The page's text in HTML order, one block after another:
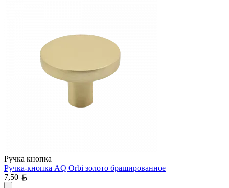
Ручка кнопка
Ручка-кнопка AQ Orbi золото брашированное
7,50